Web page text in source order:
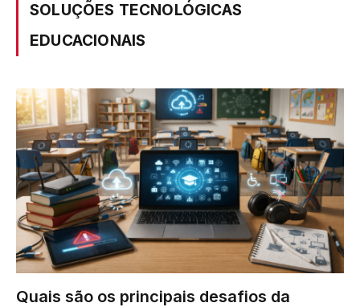
SOLUÇÕES TECNOLÓGICAS
EDUCACIONAIS
Quais são os principais desafios da